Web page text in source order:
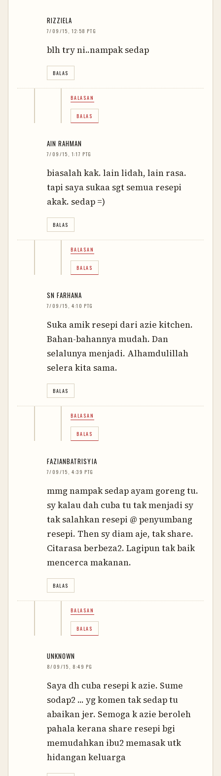
RIZZIELA
7/09/15, 12:58 PTG
blh try ni..nampak sedap
BALAS
BALASAN
BALAS
AIN RAHMAN
7/09/15, 1:17 PTG
biasalah kak. lain lidah, lain rasa.
tapi saya sukaa sgt semua resepi
akak. sedap =)
BALAS
BALASAN
BALAS
SN FARHANA
7/09/15, 4:10 PTG
Suka amik resepi dari azie kitchen.
Bahan-bahannya mudah. Dan
selalunya menjadi. Alhamdulillah
selera kita sama.
BALAS
BALASAN
BALAS
FAZIANBATRISYIA
7/09/15, 4:39 PTG
mmg nampak sedap ayam goreng tu.
sy kalau dah cuba tu tak menjadi sy
tak salahkan resepi @ penyumbang
resepi. Then sy diam aje, tak share.
Citarasa berbeza2. Lagipun tak baik
mencerca makanan.
BALAS
BALASAN
BALAS
UNKNOWN
8/09/15, 8:49 PG
Saya dh cuba resepi k azie. Sume
sodap2 ... yg komen tak sedap tu
abaikan jer. Semoga k azie beroleh
pahala kerana share resepi bgi
memudahkan ibu2 memasak utk
hidangan keluarga